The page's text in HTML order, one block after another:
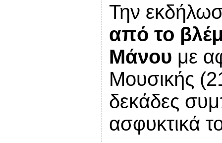
Την
από το
Μάνου με
Μουσικής
δεκάδες
ασφυκτικά